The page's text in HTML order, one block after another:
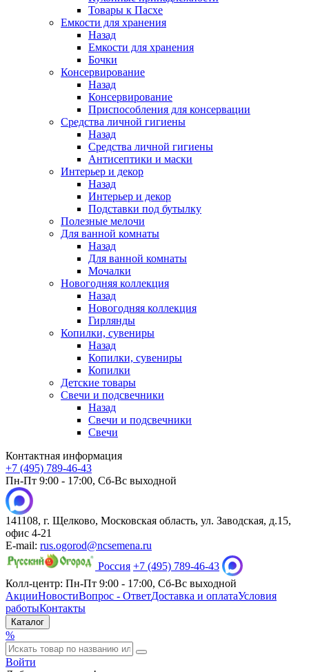
Товары к Пасхе
Емкости для хранения
Назад
Емкости для хранения
Бочки
Консервирование
Назад
Консервирование
Приспособления для консервации
Средства личной гигиены
Назад
Средства личной гигиены
Антисептики и маски
Интерьер и декор
Назад
Интерьер и декор
Подставки под бутылку
Полезные мелочи
Для ванной комнаты
Назад
Для ванной комнаты
Мочалки
Новогодняя коллекция
Назад
Новогодняя коллекция
Гирлянды
Копилки, сувениры
Назад
Копилки, сувениры
Копилки
Детские товары
Свечи и подсвечники
Назад
Свечи и подсвечники
Свечи
Контактная информация
+7 (495) 789-46-43
Пн-Пт 9:00 - 17:00, Сб-Вс выходной
141108, г. Щелково, Московская область, ул. Заводская, д.15,
офис 4-21
E-mail: rus.ogorod@ncsemena.ru
Россия +7 (495) 789-46-43
Колл-центр: Пн-Пт 9:00 - 17:00, Сб-Вс выходной
АкцииНовостиВопрос - ОтветДоставка и оплатаУсловия
работыКонтакты
Каталог
%
Войти